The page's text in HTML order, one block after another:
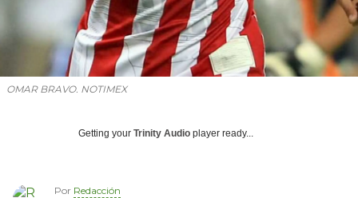
OMAR BRAVO. NOTIMEX
Getting your Trinity Audio player ready...
Por Redacción